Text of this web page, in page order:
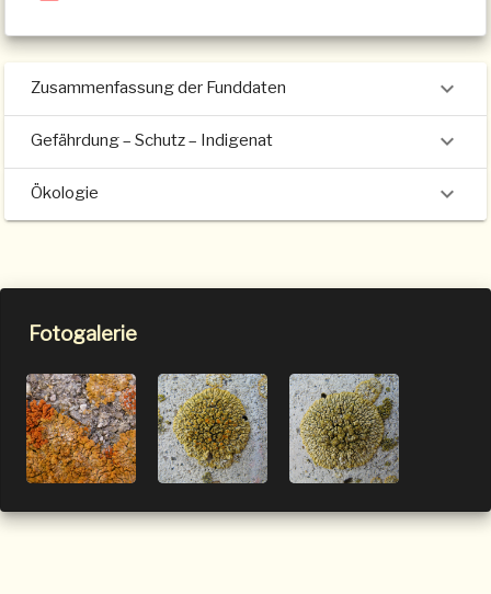
Zusammenfassung der Funddaten
Gefährdung – Schutz – Indigenat
Ökologie
Fotogalerie